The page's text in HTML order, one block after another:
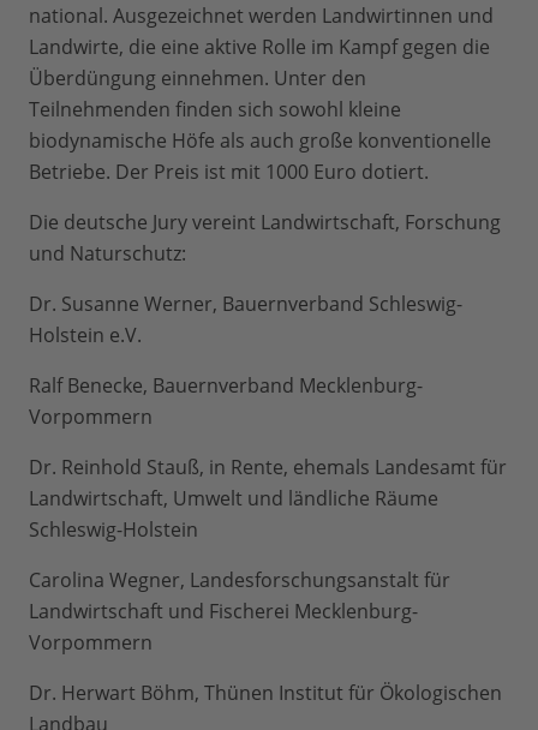
national. Ausgezeichnet werden Landwirtinnen und
Landwirte, die eine aktive Rolle im Kampf gegen die
Überdüngung einnehmen. Unter den
Teilnehmenden finden sich sowohl kleine
biodynamische Höfe als auch große konventionelle
Betriebe. Der Preis ist mit 1000 Euro dotiert.
Die deutsche Jury vereint Landwirtschaft, Forschung
und Naturschutz:
Dr. Susanne Werner, Bauernverband Schleswig-
Holstein e.V.
Ralf Benecke, Bauernverband Mecklenburg-
Vorpommern
Dr. Reinhold Stauß, in Rente, ehemals Landesamt für
Landwirtschaft, Umwelt und ländliche Räume
Schleswig-Holstein
Carolina Wegner, Landesforschungsanstalt für
Landwirtschaft und Fischerei Mecklenburg-
Vorpommern
Dr. Herwart Böhm, Thünen Institut für Ökologischen
Landbau